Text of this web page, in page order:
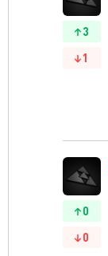
3
1
0
0